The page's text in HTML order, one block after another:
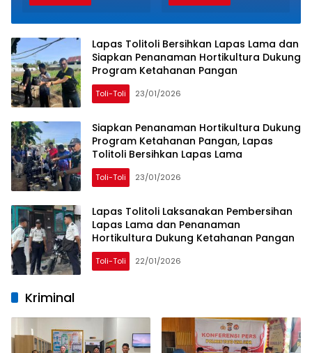
Lapas Tolitoli Bersihkan Lapas Lama dan
Siapkan Penanaman Hortikultura Dukung
Program Ketahanan Pangan
Toli-Toli 23/01/2026
Siapkan Penanaman Hortikultura Dukung
Program Ketahanan Pangan, Lapas
Tolitoli Bersihkan Lapas Lama
Toli-Toli 23/01/2026
Lapas Tolitoli Laksanakan Pembersihan
Lapas Lama dan Penanaman
Hortikultura Dukung Ketahanan Pangan
Toli-Toli 22/01/2026
Kriminal